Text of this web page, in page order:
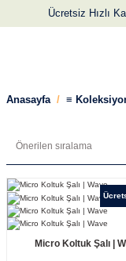
Ücretsiz Hızlı
Anasayfa ≡
Micro Koltuk Şalı |